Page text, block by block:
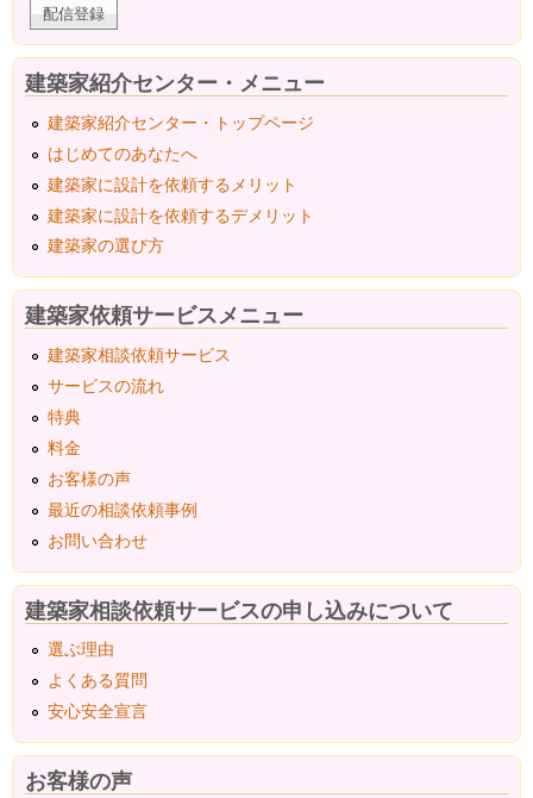
建築家紹介センター・メニュー
建築家紹介センター・トップページ
はじめてのあなたへ
建築家に設計を依頼するメリット
建築家に設計を依頼するデメリット
建築家の選び方
建築家依頼サービスメニュー
建築家相談依頼サービス
サービスの流れ
特典
料金
お客様の声
最近の相談依頼事例
お問い合わせ
建築家相談依頼サービスの申し込みについて
選ぶ理由
よくある質問
安心安全宣言
お客様の声